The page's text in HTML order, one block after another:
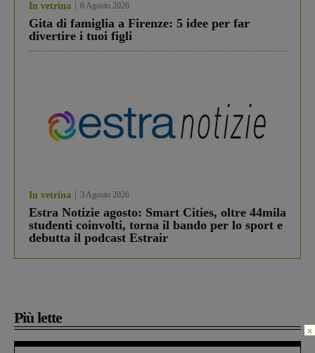
In vetrina 6 Agosto 2026
Gita di famiglia a Firenze: 5 idee per far
divertire i tuoi figli
In vetrina 3 Agosto 2026
Estra Notizie agosto: Smart Cities, oltre 44mila
studenti coinvolti, torna il bando per lo sport e
debutta il podcast Estrair
Più lette
×